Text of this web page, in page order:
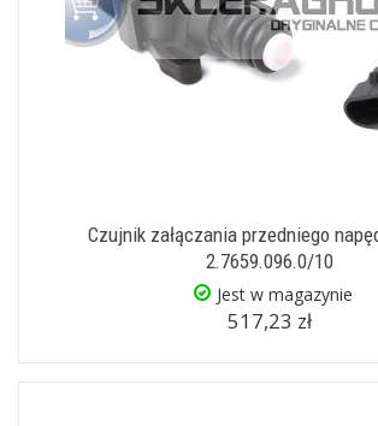
Czujnik załączania przedniego
2.7659.096.0/10
Jest w magazynie
517,23 zł